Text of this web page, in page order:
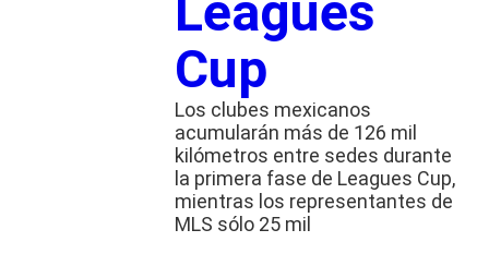
Cup
Los clubes mexicanos
acumularán más de 126 mil
kilómetros entre sedes durante
la primera fase de Leagues Cup,
mientras los representantes de
MLS sólo 25 mil